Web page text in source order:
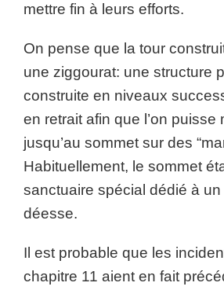
mettre fin à leurs efforts.
On pense que la tour
une ziggourat: une structure
construite en niveaux
en retrait afin que l’on puisse
jusqu’au sommet sur des
Habituellement, le sommet
sanctuaire spécial dédié à
déesse.
Il est probable que les
chapitre 11 aient en fait